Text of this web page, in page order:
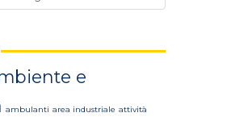
e
ambulanti area industriale attività